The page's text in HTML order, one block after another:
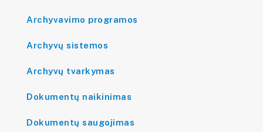
Archyvavimo programos
Archyvų sistemos
Archyvų tvarkymas
Dokumentų naikinimas
Dokumentų saugojimas